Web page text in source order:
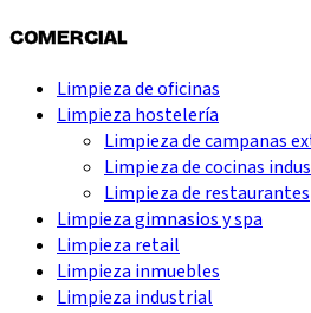
COMERCIAL
Limpieza de oficinas
Limpieza hostelería
Limpieza de campanas
Limpieza de cocinas
Limpieza de restaurantes
Limpieza gimnasios y spa
Limpieza retail
Limpieza inmuebles
Limpieza industrial